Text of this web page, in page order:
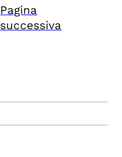
Pagina
successiva